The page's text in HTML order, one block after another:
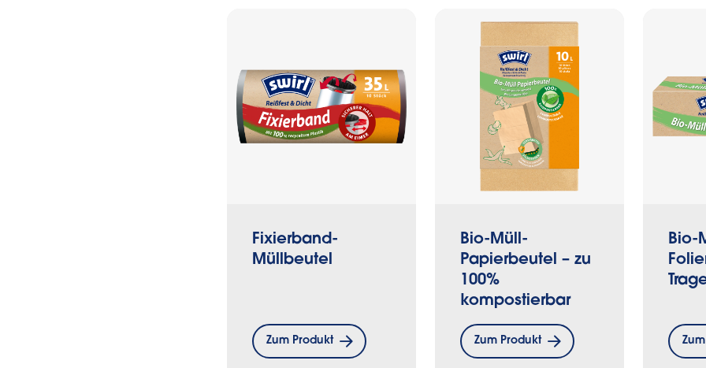
Fixierband-
Müllbeutel
Zum Produkt
Bio-Müll-
Papierbeutel – zu
100%
kompostierbar
Zum Produkt
Bio-